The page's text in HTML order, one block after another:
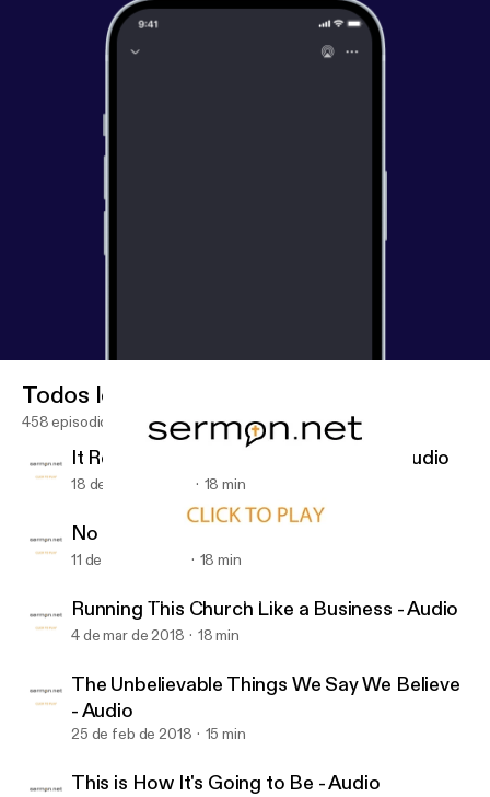
First Christian Church of Duncan
Todos los episodios
458 episodios
It Really Was That Important to Him - Audio
18 de mar de 2018 18 min
No Heavy Lifting - Audio
11 de mar de 2018 18 min
Running This Church Like a Business - Audio
4 de mar de 2018 18 min
The Unbelievable Things We Say We Believe
- Audio
25 de feb de 2018 15 min
This is How It's Going to Be - Audio